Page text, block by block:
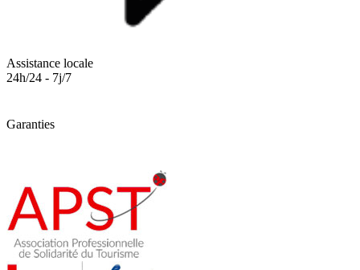
Assistance locale
24h/24 - 7j/7
Garanties